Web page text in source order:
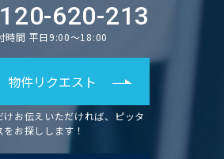
620-213
時間 平日9:00～18:00
物件リクエスト
けお伝えいただければ、ピッタ
をお探しします！